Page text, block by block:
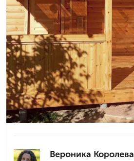
Вероника Королева